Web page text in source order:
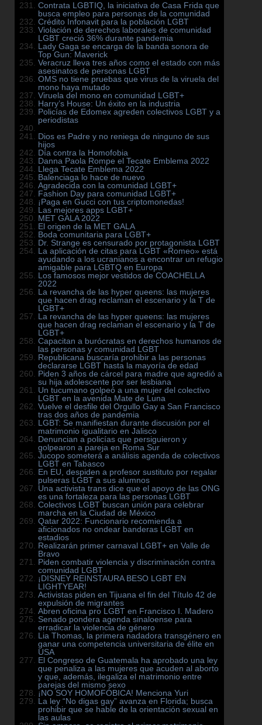
Contrata LGBTIQ, la iniciativa de Casa Frida que
busca empleo para personas de la comunidad
Crédito Infonavit para la población LGBT
Violación de derechos laborales de comunidad
LGBT creció 36% durante pandemia
Lady Gaga se encarga de la banda sonora de
Top Gun: Maverick
Veracruz lleva tres años como el estado con más
asesinatos de personas LGBT
OMS no tiene pruebas que virus de la viruela del
mono haya mutado
Viruela del mono en comunidad LGBT+
Harry’s House: Un éxito en la industria
Policías de Edomex agreden colectivos LGBT y a
periodistas
Dios es Padre y no reniega de ninguno de sus
hijos
Día contra la Homofobia
Danna Paola Rompe el Tecate Emblema 2022
Llega Tecate Emblema 2022
Balenciaga lo hace de nuevo
Agradecida con la comunidad LGBT+
Fashion Day para comunidad LGBT+
¡Paga en Gucci con tus criptomonedas!
Las mejores apps LGBT+
MET GALA 2022
El origen de la MET GALA
Boda comunitaria para LGBT+
Dr. Strange es censurado por protagonista LGBT
La aplicación de citas para LGBT «Romeo» está
ayudando a los ucranianos a encontrar un refugio
amigable para LGBTQ en Europa
Los famosos mejor vestidos de COACHELLA
2022
La revancha de las hyper queens: las mujeres
que hacen drag reclaman el escenario y la T de
LGBT+
La revancha de las hyper queens: las mujeres
que hacen drag reclaman el escenario y la T de
LGBT+
Capacitan a burócratas en derechos humanos de
las personas y comunidad LGBT
Republicana buscaría prohibir a las personas
declararse LGBT hasta la mayoría de edad
Piden 3 años de cárcel para madre que agredió a
su hija adolescente por ser lesbiana
Un tucumano golpeó a una mujer del colectivo
LGBT en la avenida Mate de Luna
Vuelve el desfile del Orgullo Gay a San Francisco
tras dos años de pandemia
LGBT: Se manifiestan durante discusión por el
matrimonio igualitario en Jalisco
Denuncian a policías que persiguieron y
golpearon a pareja en Roma Sur
Jucopo someterá a análisis agenda de colectivos
LGBT en Tabasco
En EU, despiden a profesor sustituto por regalar
pulseras LGBT a sus alumnos
Una activista trans dice que el apoyo de las ONG
es una fortaleza para las personas LGBT
Colectivos LGBT buscan unión para celebrar
marcha en la Ciudad de México
Qatar 2022: Funcionario recomienda a
aficionados no ondear banderas LGBT en
estadios
Realizarán primer carnaval LGBT+ en Valle de
Bravo
Piden combatir violencia y discriminación contra
comunidad LGBT
¡DISNEY REINSTAURA BESO LGBT EN
LIGHTYEAR!
Activistas piden en Tijuana el fin del Título 42 de
expulsión de migrantes
Abren oficina pro LGBT en Francisco I. Madero
Senado pondera agenda sinaloense para
erradicar la violencia de género
Lia Thomas, la primera nadadora transgénero en
ganar una competencia universitaria de élite en
USA
El Congreso de Guatemala ha aprobado una ley
que penaliza a las mujeres que acuden al aborto
y que, además, ilegaliza el matrimonio entre
parejas del mismo sexo
¡NO SOY HOMOFÓBICA! Menciona Yuri
La ley “No digas gay” avanza en Florida; busca
prohibir que se hable de la orientación sexual en
las aulas